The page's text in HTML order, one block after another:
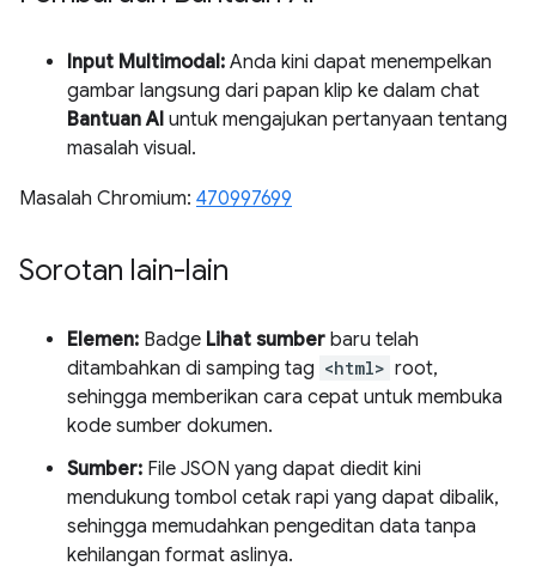
Input Multimodal: Anda kini dapat menempelkan
gambar langsung dari papan klip ke dalam chat
Bantuan AI untuk mengajukan pertanyaan tentang
masalah visual.
Masalah Chromium: 470997699
Sorotan lain-lain
Elemen: Badge Lihat sumber baru telah
ditambahkan di samping tag <html> root,
sehingga memberikan cara cepat untuk membuka
kode sumber dokumen.
Sumber: File JSON yang dapat diedit kini
mendukung tombol cetak rapi yang dapat dibalik,
sehingga memudahkan pengeditan data tanpa
kehilangan format aslinya.